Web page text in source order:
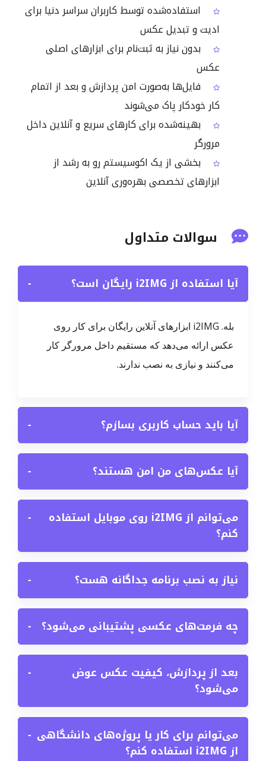
استفاده‌شده توسط کاربران سراسر دنیا برای
ادیت و تبدیل عکس
بدون نیاز به ثبت‌نام برای ابزارهای اصلی
عکس
فایل‌ها به‌صورت امن پردازش و بعد از اتمام
کار خودکار پاک می‌شوند
بهینه‌شده برای کارهای سریع و آنلاین داخل
مرورگر
بخشی از یک اکوسیستم رو به رشد از
ابزارهای تخصصی بهره‌وری آنلاین
سوالات متداول
آیا استفاده از i2IMG رایگان است؟ −
بله. i2IMG ابزارهای آنلاین رایگان برای کار روی
عکس ارائه می‌دهد که مستقیم داخل مرورگر کار
می‌کنند و نیازی به نصب ندارند.
آیا باید حساب کاربری بسازم؟ −
آیا عکس‌های من امن هستند؟ −
می‌توانم از i2IMG روی موبایل استفاده
کنم؟
−
نیاز به نصب برنامه جداگانه هست؟ −
چه فرمت‌های عکسی پشتیبانی می‌شود؟ −
بعد از پردازش، کیفیت عکس عوض
می‌شود؟
−
می‌توانم برای کار یا پروژه‌های دانشگاهی
از i2IMG استفاده کنم؟
−